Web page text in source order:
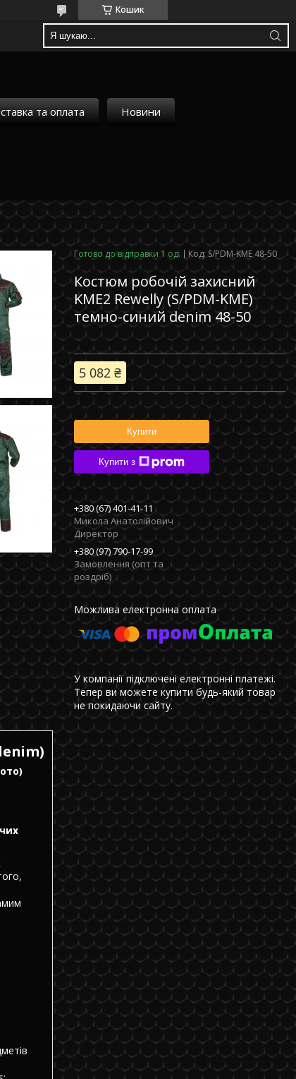
Кошик
та оплата Новини
Готово до відправки 1 од. Код: S/PDM-KME 48-50
Костюм робочій захисний
KME2 Rewelly (S/PDM-KME)
темно-синий denim 48-50
5 082 ₴
Купити
Купити з
+380 (67) 401-41-11
Микола Анатолійович
Директор
+380 (97) 790-17-99
Замовлення (опт та
роздріб)
У компанії підключені електронні платежі.
Тепер ви можете купити будь-який товар
не покидаючи сайту.